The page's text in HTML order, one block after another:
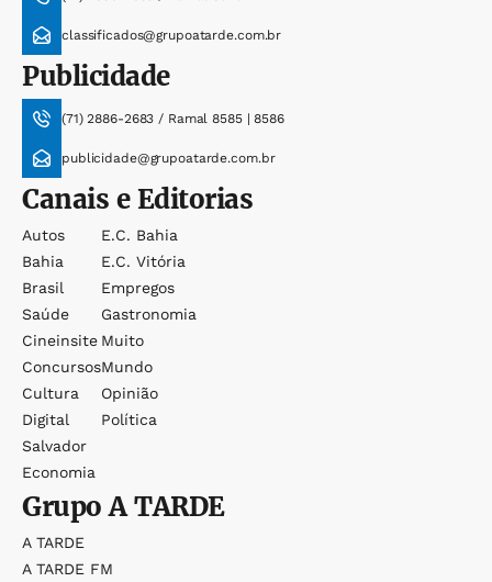
classificados@grupoatarde.com.br
Publicidade
(71) 2886-2683 / Ramal 8585 | 8586
publicidade@grupoatarde.com.br
Canais e Editorias
Autos
Bahia
Brasil
Saúde
Cineinsite
Concursos
Cultura
Digital
Salvador
Economia
E.c. Bahia
E.c. Vitória
Empregos
Gastronomia
Muito
Mundo
Opinião
Política
GrupoA TARDE
A TARDE
A TARDE FM